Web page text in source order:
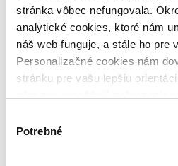
stránka vôbec nefungovala.
analytické cookies, ktoré nám
náš web funguje, a stále ho pre
Personalizačné cookies nám
stránku pre vašu lepšiu
nám pomohlo, keby sme mohli
súhlasu
Potrebné
čítaná (0 titulov)čítaná
čítaná - výborný stav (0
čítaná - mierne
opotrebovaná
čítané verzie vypredaných
vypredaných kníh
Zúžiť výber
Zoradiť